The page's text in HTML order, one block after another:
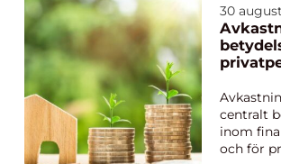
inom den
både
artikel
30
analys
centralt
inom
och för